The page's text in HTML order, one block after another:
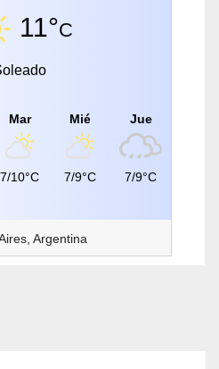
11°C
Mar
7/10°C
Mié
7/9°C
Jue
7/9°C
Argentina